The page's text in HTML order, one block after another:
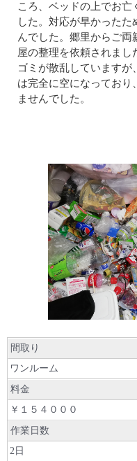
ころ、ベッドの上でお
した。対応が早かった
んでした。郷里からご両
屋の整理を依頼されまし
ゴミが散乱しています
は完全に空になっており
ませんでした。
間取り
ワンルーム
料金
￥１５４０００
作業日数
2日